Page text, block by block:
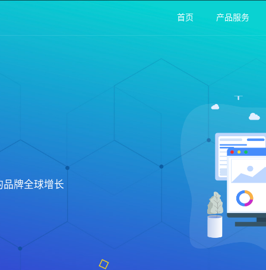
首页 产品服务
牌全球增长